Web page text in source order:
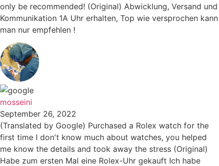
only be recommended! (Original) Abwicklung, Versand und
Kommunikation 1A Uhr erhalten, Top wie versprochen kann
man nur empfehlen !
mosseini
September 26, 2022
(Translated by Google) Purchased a Rolex watch for the
first time I don't know much about watches, you helped
me know the details and took away the stress (Original)
Habe zum ersten Mal eine Rolex-Uhr gekauft Ich habe